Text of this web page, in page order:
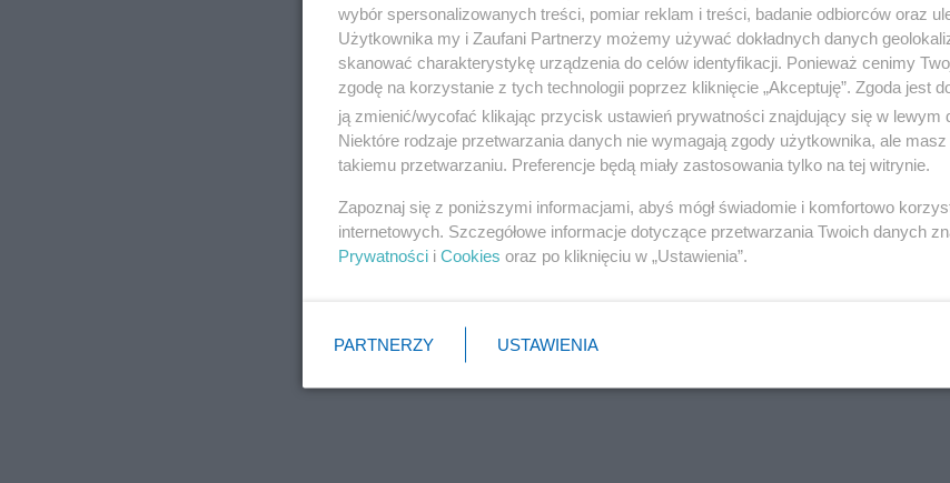
wybór spersonalizowanych treści, pomiar reklam i treści, badanie odbiorców oraz
Użytkownika my i Zaufani Partnerzy możemy używać dokładnych danych
skanować charakterystykę urządzenia do celów identyfikacji. Ponieważ cenimy
zgodę na korzystanie z tych technologii poprzez kliknięcie „Akceptuję”. Zgoda jest
ją zmienić/wycofać klikając przycisk ustawień prywatności znajdujący się w lewym
Niektóre rodzaje przetwarzania danych nie wymagają zgody użytkownika, ale
takiemu przetwarzaniu. Preferencje będą miały zastosowania tylko na tej witrynie.
Zapoznaj się z poniższymi informacjami, abyś mógł świadomie i komfortowo
internetowych. Szczegółowe informacje dotyczące przetwarzania Twoich danych
Prywatności i Cookies oraz po kliknięciu w „Ustawienia”.
PARTNERZY USTAWIENIA